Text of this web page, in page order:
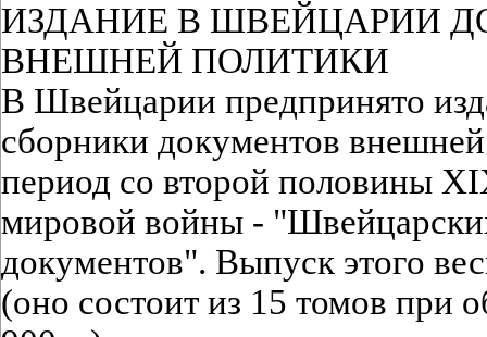
ИЗДАНИЕ В ШВЕЙЦАРИИ
ВНЕШНЕЙ ПОЛИТИКИ
В Швейцарии предпринято
сборники документов
период со второй половины
мировой войны -
документов". Выпуск этого
(оно состоит из 15 томов при